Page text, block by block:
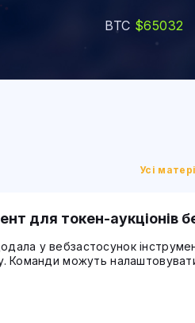
BTC $65032
Усі
для токен-аукціонів
у вебзастосунок
Команди можуть